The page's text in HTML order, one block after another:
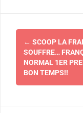
Navigation
d'article
← SCOOP LA
SOUFFRE…
NORMAL 1ER
BON TEMPS!!